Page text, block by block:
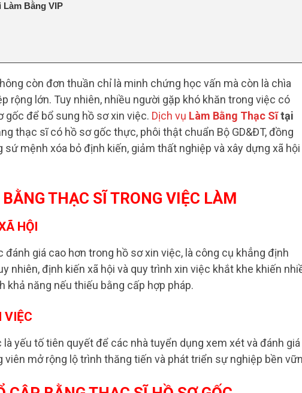
Làm Bằng VIP
còn đơn thuần chỉ là minh chứng học vấn mà còn là chìa
rộng lớn. Tuy nhiên, nhiều người gặp khó khăn trong việc có
gốc để bổ sung hồ sơ xin việc. Dịch vụ Làm Bằng Thạc Sĩtại
thạc sĩ có hồ sơ gốc thực, phôi thật chuẩn Bộ GD&ĐT, đồng
mệnh xóa bỏ định kiến, giảm thất nghiệp và xây dựng xã hội
THẠC SĨ TRONG VIỆC LÀM
HỘI
giá cao hơn trong hồ sơ xin việc, là công cụ khẳng định
nhiên, định kiến xã hội và quy trình xin việc khắt khe khiến
năng nếu thiếu bằng cấp hợp pháp.
VIỆC
yếu tố tiên quyết để các nhà tuyển dụng xem xét và đánh giá
viên mở rộng lộ trình thăng tiến và phát triển sự nghiệp bền